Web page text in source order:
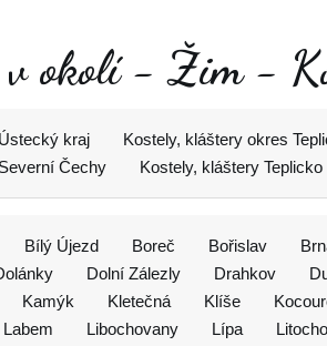
okolí - Žim -
kraj Kostely, kláštery okres
Čechy
Kostely, kláštery Teplicko
Bílý Újezd Boreč Bořislav
Dolní Zálezly Drahkov
Kamýk Kletečná Klíše
Libochovany Lípa